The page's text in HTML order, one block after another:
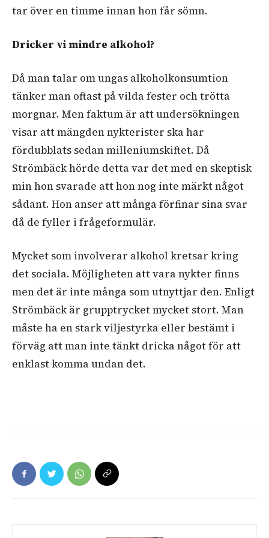
tar över en timme innan hon får sömn.
Dricker vimindre alkohol?
Då man talar om ungas alkoholkonsumtion
tänker man oftast på vilda fester och trötta
morgnar. Men faktum är att undersökningen
visar att mängden nykterister ska har
fördubblats sedan milleniumskiftet. Då
Strömbäck hörde detta var det med en skeptisk
min hon svarade att hon nog inte märkt något
sådant. Hon anser att många förfinar sina svar
då de fyller i frågeformulär.
Mycket som involverar alkohol kretsar kring
det sociala. Möjligheten att vara nykter finns
men det är inte många som utnyttjar den. Enligt
Strömbäck är grupptrycket mycket stort. Man
måste ha en stark viljestyrka eller bestämt i
förväg att man inte tänkt dricka något för att
enklast komma undan det.